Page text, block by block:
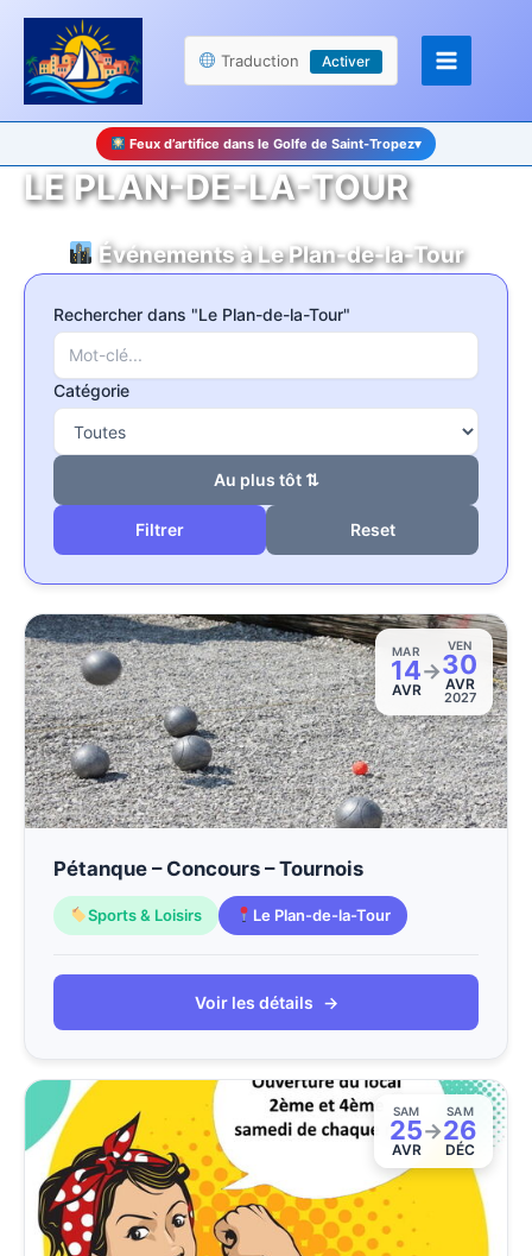
Panneau de gestion des cookies
Aller
contenu
Traduction Activer
Ce soir : spectacle de drones lumineux à Cavalaire ▾
LE PLAN-DE-LA-TOUR
Événements à Le Plan-de-la-Tour
Rechercher dans "Le Plan-de-la-Tour"
Catégorie
Au plus tôt ⇅
Reset
MAR
14
AVR
→
VEN
30
AVR
2027
Pétanque – Concours – Tournois
Sports & Loisirs Le Plan-de-la-Tour
Voir les détails →
SAM
25
AVR
→
SAM
26
DÉC